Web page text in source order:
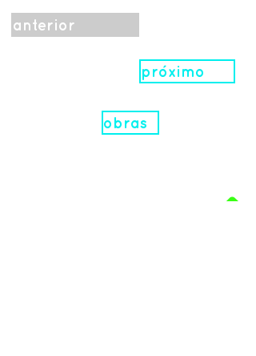
anterior
próximo
obras
.